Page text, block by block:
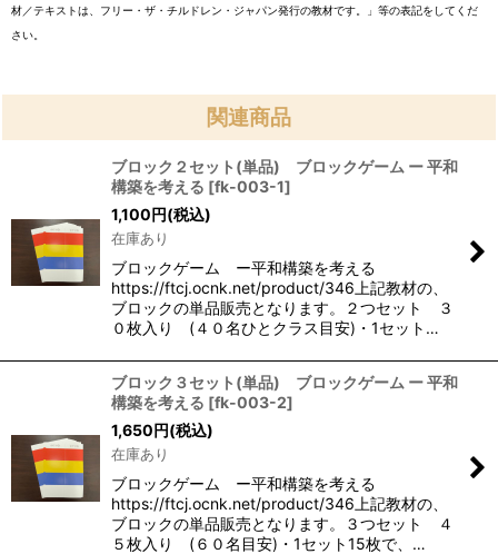
材／テキストは、フリー・ザ・チルドレン・ジャパン発行の教材です。」等の表記をしてくだ
さい。
関連商品
ブロック２セット(単品) ブロックゲーム ー 平和
構築を考える [fk-003-1]
1,100円(税込)
在庫あり
ブロックゲーム ー平和構築を考える
https://ftcj.ocnk.net/product/346上記教材の、
ブロックの単品販売となります。２つセット ３
０枚入り (４０名ひとクラス目安)・1セット…
ブロック３セット(単品) ブロックゲーム ー 平和
構築を考える [fk-003-2]
1,650円(税込)
在庫あり
ブロックゲーム ー平和構築を考える
https://ftcj.ocnk.net/product/346上記教材の、
ブロックの単品販売となります。３つセット ４
５枚入り (６０名目安)・1セット15枚で、…